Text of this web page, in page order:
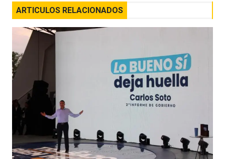
ARTICULOS RELACIONADOS